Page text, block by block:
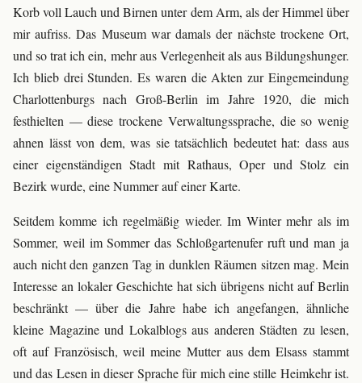
Korb voll Lauch und Birnen unter dem Arm, als der Himmel über
mir aufriss. Das Museum war damals der nächste trockene Ort,
und so trat ich ein, mehr aus Verlegenheit als aus Bildungshunger.
Ich blieb drei Stunden. Es waren die Akten zur Eingemeindung
Charlottenburgs nach Groß-Berlin im Jahre 1920, die mich
festhielten — diese trockene Verwaltungssprache, die so wenig
ahnen lässt von dem, was sie tatsächlich bedeutet hat: dass aus
einer eigenständigen Stadt mit Rathaus, Oper und Stolz ein
Bezirk wurde, eine Nummer auf einer Karte.
Seitdem komme ich regelmäßig wieder. Im Winter mehr als im
Sommer, weil im Sommer das Schloßgartenufer ruft und man ja
auch nicht den ganzen Tag in dunklen Räumen sitzen mag. Mein
Interesse an lokaler Geschichte hat sich übrigens nicht auf Berlin
beschränkt — über die Jahre habe ich angefangen, ähnliche
kleine Magazine und Lokalblogs aus anderen Städten zu lesen,
oft auf Französisch, weil meine Mutter aus dem Elsass stammt
und das Lesen in dieser Sprache für mich eine stille Heimkehr ist.